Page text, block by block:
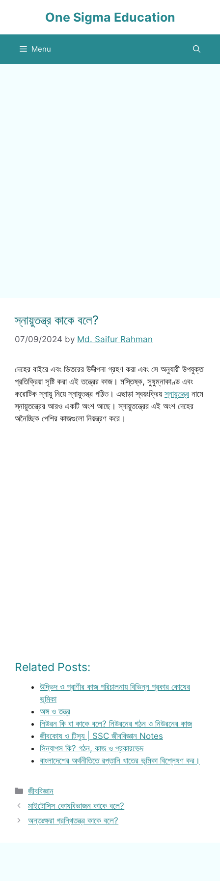
One Sigma Education
Menu
স্নায়ুতন্ত্র কাকে বলে?
07/09/2024 by Md. Saifur Rahman
দেহের বাইরে এবং ভিতরের উদ্দীপনা গ্রহণ করা এবং সে অনুযায়ী উপযুক্ত
প্রতিক্রিয়া সৃষ্টি করা এই তন্ত্রের কাজ। মস্তিষ্ক, সুষুম্নাকাণ্ড এবং
করোটিক স্নায়ু নিয়ে স্নায়ুতন্ত্র গঠিত। এছাড়া স্বয়ংক্রিয়স্নায়ুতন্ত্র নামে
স্নায়ুতন্ত্রের আরও একটি অংশ আছে। স্নায়ুতন্ত্রের এই অংশ দেহের
অনৈচ্ছিক পেশির কাজগুলো নিয়ন্ত্রণ করে।
Related Posts:
উদ্ভিদ ও প্রাণীর কাজ পরিচালনায় বিভিন্ন প্রকার কোষের
ভূমিকা
অঙ্গ ও তন্ত্র
নিউরন কি বা কাকে বলে? নিউরনের গঠন ও নিউরনের কাজ
জীবকোষ ও টিস্যু | SSC জীববিজ্ঞান Notes
সিন্যাপস কি? গঠন, কাজ ও প্রকারভেদ
বাংলাদেশের অর্থনীতিতে রপ্তানি খাতের ভূমিকা বিশ্লেষণ কর।
Categories
জীববিজ্ঞান
মাইটোসিস কোষবিভাজন কাকে বলে?
অন্তঃক্ষরা গ্রন্থিতন্ত্র কাকে বলে?